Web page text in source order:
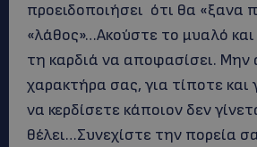
προειδοποιήσει ότι θα «ξανα
«λάθος»…Ακούστε το μυαλό
τη καρδιά να αποφασίσει. Μην
χαρακτήρα σας, για τίποτε και
να κερδίσετε κάποιον δεν
θέλει…Συνεχίστε την πορεία